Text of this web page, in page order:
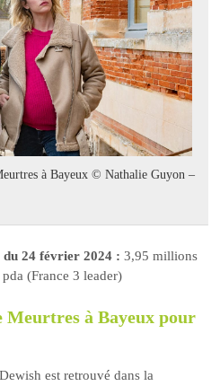
à Bayeux © Nathalie Guyon –
24 février 2024 : 3,95 millions
(France 3 leader)
Meurtres à Bayeux pour
est retrouvé dans la